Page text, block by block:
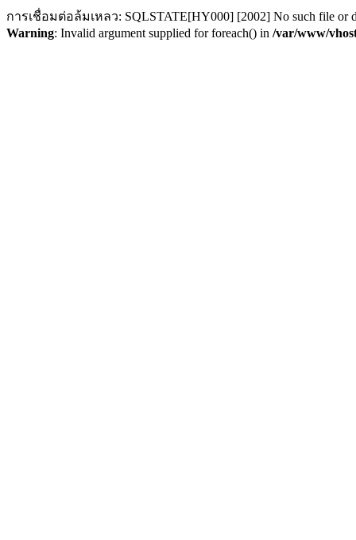
การเชื่อมต่อล้มเหลว: SQLSTATE[HY000] [2002] No such file or
Warning: Invalid argument supplied for foreach() in /var/www/